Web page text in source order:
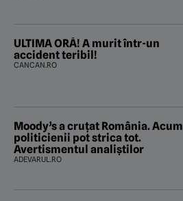
ULTIMA ORĂ! A murit într-un
accident teribil!
CANCAN.RO
Moody’s a cruțat România. Acum
politicienii pot strica tot.
Avertismentul analiștilor
ADEVARUL.RO